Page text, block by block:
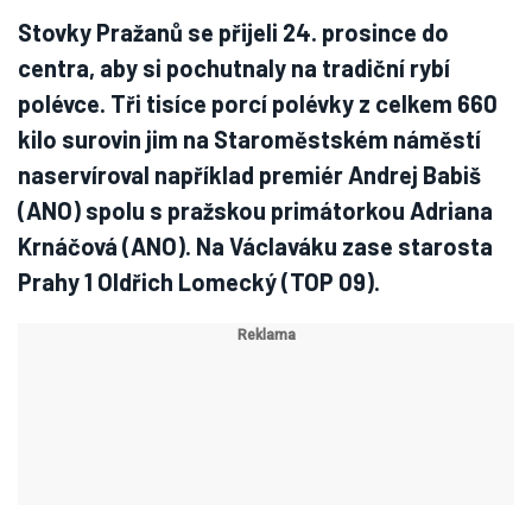
Stovky Pražanů se přijeli 24. prosince do
centra, aby si pochutnaly na tradiční rybí
polévce. Tři tisíce porcí polévky z celkem 660
kilo surovin jim na Staroměstském náměstí
naservíroval například premiér Andrej Babiš
(ANO) spolu s pražskou primátorkou Adriana
Krnáčová (ANO). Na Václaváku zase starosta
Prahy 1 Oldřich Lomecký (TOP 09).